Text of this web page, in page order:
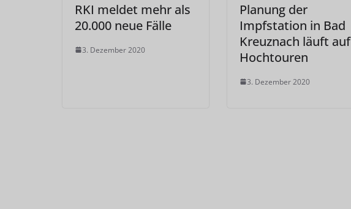
RKI meldet mehr als
20.000 neue Fälle
3. Dezember 2020
Planung der
Impfstation in Bad
Kreuznach läuft auf
Hochtouren
3. Dezember 2020